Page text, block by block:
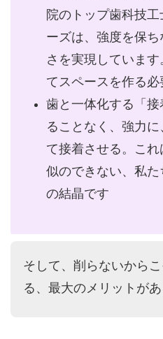
院のトップ歯科技
ーズは、強度を保
さを実現していま
てスペースを作る
歯と一体化する「
ることなく、強力
て接着させる。こ
似のできない、私
の結晶です
そして、削らないから
る、最大のメリットが